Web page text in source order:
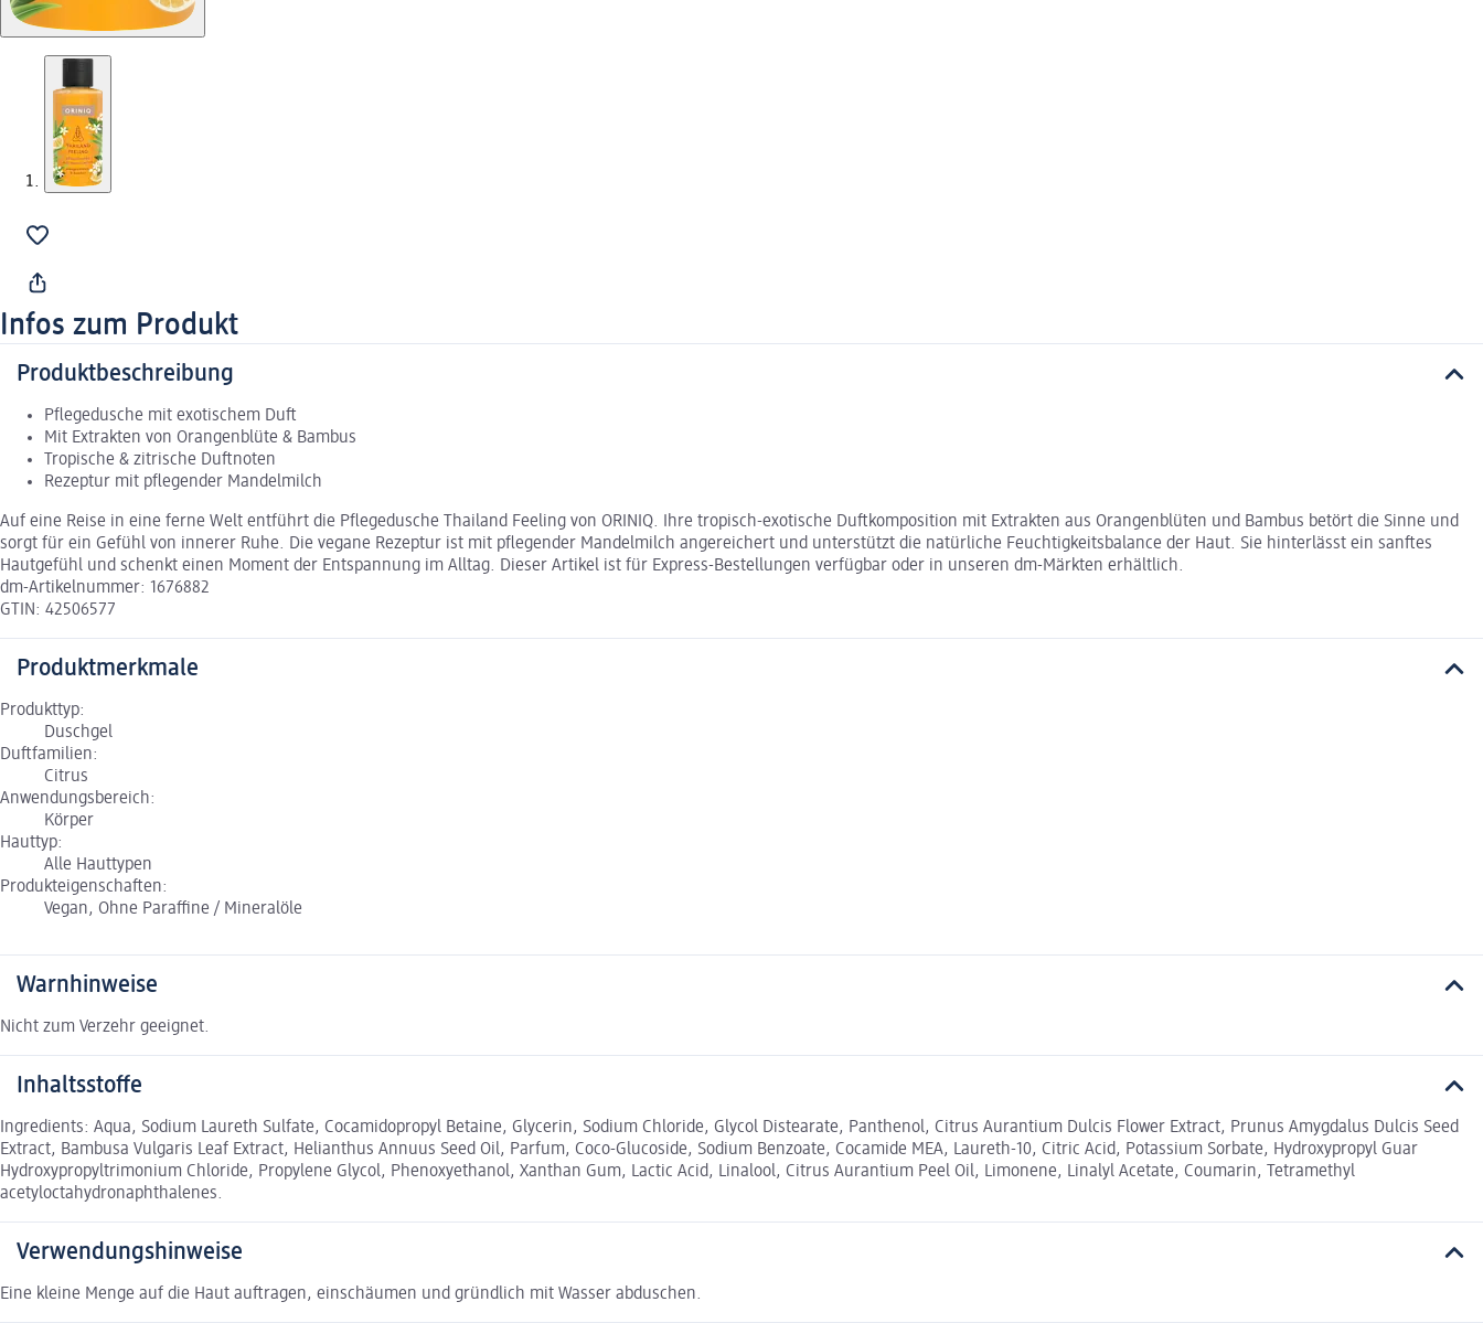
Infos zum Produkt
Produktbeschreibung
Pflegedusche mit exotischem Duft
Mit Extrakten von Orangenblüte & Bambus
Tropische & zitrische Duftnoten
Rezeptur mit pflegender Mandelmilch
Auf eine Reise in eine ferne Welt entführt die Pflegedusche Thailand Feeling von ORINIQ. Ihre tropisch-exotische Duftkomposition mit Extrakten aus Orangenblüten und Bambus betört die Sinne und
sorgt für ein Gefühl von innerer Ruhe. Die vegane Rezeptur ist mit pflegender Mandelmilch angereichert und unterstützt die natürliche Feuchtigkeitsbalance der Haut. Sie hinterlässt ein sanftes
Hautgefühl und schenkt einen Moment der Entspannung im Alltag. Dieser Artikel ist für Express-Bestellungen verfügbar oder in unseren dm-Märkten erhältlich.
dm-Artikelnummer: 1676882
GTIN: 42506577
Produktmerkmale
Produkttyp:
Duschgel
Duftfamilien:
Citrus
Anwendungsbereich:
Körper
Hauttyp:
Alle Hauttypen
Produkteigenschaften:
Vegan, Ohne Paraffine / Mineralöle
Warnhinweise
Nicht zum Verzehr geeignet.
Inhaltsstoffe
Ingredients: Aqua, Sodium Laureth Sulfate, Cocamidopropyl Betaine, Glycerin, Sodium Chloride, Glycol Distearate, Panthenol, Citrus Aurantium Dulcis Flower Extract, Prunus Amygdalus Dulcis Seed
Extract, Bambusa Vulgaris Leaf Extract, Helianthus Annuus Seed Oil, Parfum, Coco-Glucoside, Sodium Benzoate, Cocamide MEA, Laureth-10, Citric Acid, Potassium Sorbate, Hydroxypropyl Guar
Hydroxypropyltrimonium Chloride, Propylene Glycol, Phenoxyethanol, Xanthan Gum, Lactic Acid, Linalool, Citrus Aurantium Peel Oil, Limonene, Linalyl Acetate, Coumarin, Tetramethyl
acetyloctahydronaphthalenes.
Verwendungshinweise
Eine kleine Menge auf die Haut auftragen, einschäumen und gründlich mit Wasser abduschen.